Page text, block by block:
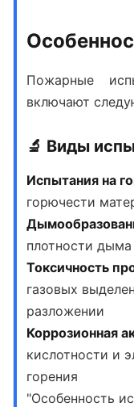
Пожарные
включают
🔬 Виды
Испытания на
горючести
плотности
Токсичность
газовых
разложении
Коррозионная
кислотности и
горения
"Особенность